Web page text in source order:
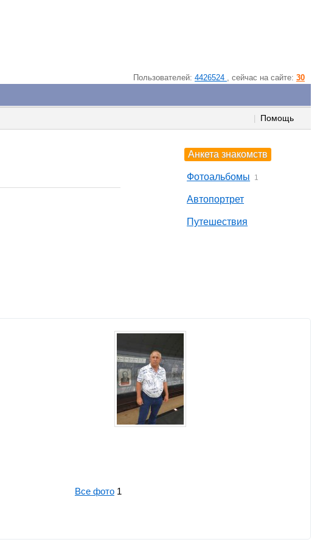
Пользователей: 4426524 , cейчас на сайте: 30
Помощь
Анкета знакомств
Фотоальбомы 1
Автопортрет
Путешествия
Все фото 1